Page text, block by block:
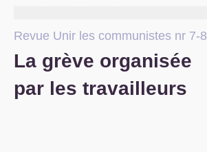
Comprendre...
Vie du site
Revue Unir les communistes nr 7-8
La grève organisée
par les travailleurs